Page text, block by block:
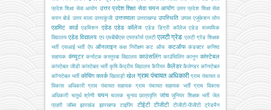
प्रदेश शिक्षा सेवा आयोग उत्तर प्रदेश शिक्षा सेवा चयन आयोग उत्तर प्रदेश शिक्षा सेवा
चयन बोर्ड उत्तर माला उत्तरकुंजी उत्तरमाला उत्तराखण्ड उपस्थिति उप्पस एजूकेशन लोन
एडमिट कार्ड एडमिशन एडेड एडेड कॉलेज एडेड डिग्री कॉलेज एडेड माध्यमिक
विद्यालय एडेड विद्यालय एप एमबीबीएस एयरफोर्स एलटी एलटी ग्रेड एलटी ग्रेड शिक्षक
भर्ती एसआई भर्ती ऐप ऑनलाइन कक्ष निरीक्षण कट ऑफ कटऑफ कंडक्टर कनिष्ठ
सहायक कंप्यूटर कर्नाटक कस्तूरबा विद्यालय काउंसलिंग काउंसिलिंग कानून कांस्टेबल
कांस्टेबल जीडी कांस्टेबल भर्ती कृषि केंद्रीय विद्यालय कैरियर कैलेंडर कैलेण्डर कॉन्स्टेबल
कॉन्स्टेबल भर्ती कोचिंग क्लर्क खिलाड़ी खेल ग्राम पंचायत अधिकारी ग्राम पंचायत व
विकास अधिकारी ग्राम पंचायत सहायक ग्राम पंचायत सहायक भर्ती ग्राम विकास
अधिकारी चतुर्थ श्रेणी चयन चालक चुनाव छात्रवृत्ति जांच जूनियर शिक्षक भर्ती जेल
प्रहरी
जॉब्स झारखंड झारखण्ड टाइपिंग टीईटी टीजीटी टीजीटी-पीजीटी
ट्रेडमैन